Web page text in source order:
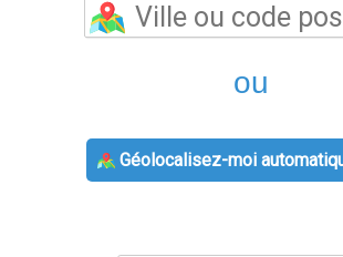
ou
Géolocalisez-moi